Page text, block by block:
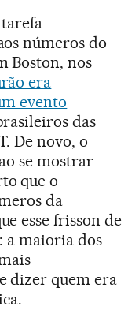
números do
Boston, nos
era
evento
das
De novo, o
se mostrar
que o
da
esse frisson de
a maioria dos
dizer quem era